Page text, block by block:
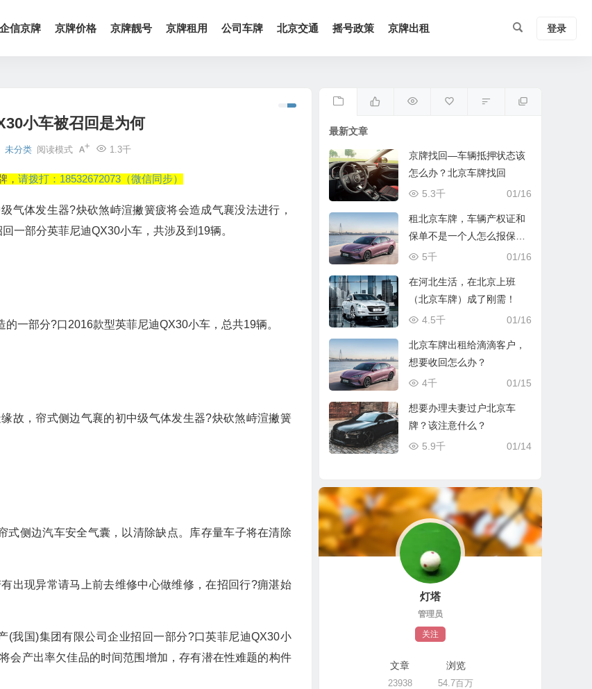
企信京牌 京牌价格 京牌靓号 京牌租用 公司车牌 北京交通 摇号政策 京牌出租 登录
小车被召回是为何
未分类 1.3千
阅读模式
， 请拨打：18532672073（微信同步）
体发生器?炔砍煞峙渲撇簧疲将会造成气襄没法进行，
一部分英菲尼迪QX30小车，共涉及到19辆。
部分?口2016款型英菲尼迪QX30小车，总共19辆。
故，帘式侧边气襄的初中级气体发生器?炔砍煞峙渲撇簧
式侧边汽车安全气囊，以清除缺点。库存量车子将在清除
现异常请马上前去维修中心做维修，在招回行?痈湛始
国)集团有限公司企业招回一部分?口英菲尼迪QX30小
会产出率欠佳品的时间范围增加，存有潜在性难题的构件
最新文章
京牌找回—车辆抵押状态该
怎么办？北京车牌找回
01/16
5.3千
租北京车牌，车辆产权证和
保单不是一个人怎么报保
险？
01/16
5千
在河北生活，在北京上班
（北京车牌）成了刚需！
01/16
4.5千
北京车牌出租给滴滴客户，
想要收回怎么办？
01/15
4千
想要办理夫妻过户北京车
牌？该注意什么？
01/14
5.9千
灯塔
管理员
关注
文章
23938
浏览
54.7百万